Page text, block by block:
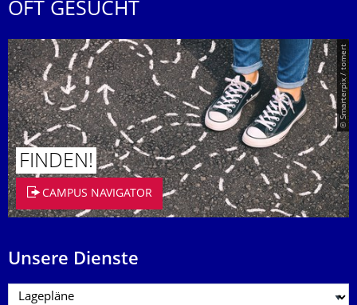
OFT GESUCHT
© Smarterpix / tomert
FINDEN!
CAMPUS NAVIGATOR
Unsere Dienste